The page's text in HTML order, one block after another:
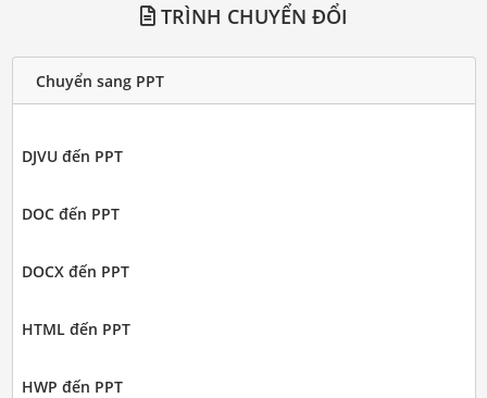
TRÌNH CHUYỂN ĐỔI
Chuyển sang PPT
DJVU đến PPT
DOC đến PPT
DOCX đến PPT
HTML đến PPT
HWP đến PPT